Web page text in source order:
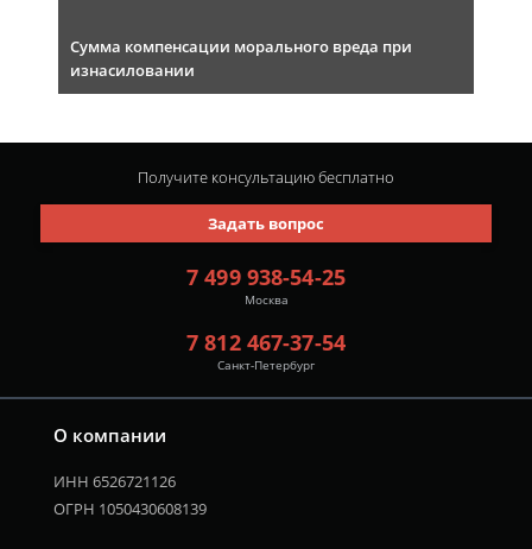
Сумма компенсации морального вреда при
изнасиловании
О компании
ИНН 6526721126
ОГРН 1050430608139
7 499 938-54-25
Москва
7 812 467-37-54
Санкт-Петербург
Задать вопрос
Получите консультациюбесплатно